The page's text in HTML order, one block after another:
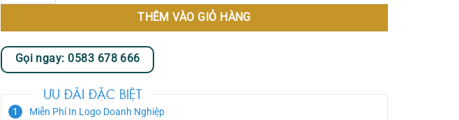
THÊM VÀO GIỎ HÀNG
Gọi ngay: 0583 678 666
ƯU ĐÃI ĐẶC BIỆT
Miễn Phí In Logo Doanh Nghiệp